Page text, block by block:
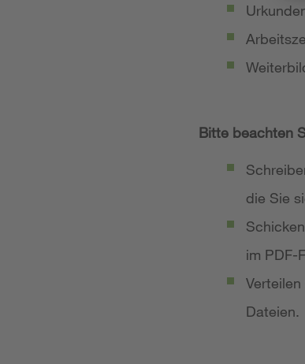
Bitte beachten
die Sie
im PDF-
Dateien.